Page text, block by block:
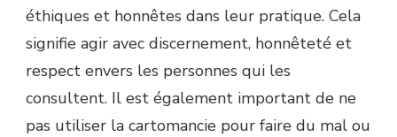
éthiques et honnêtes dans leur pratique. Cela
signifie agir avec discernement, honnêteté et
respect envers les personnes qui les
consultent. Il est également important de ne
pas utiliser la cartomancie pour faire du mal ou